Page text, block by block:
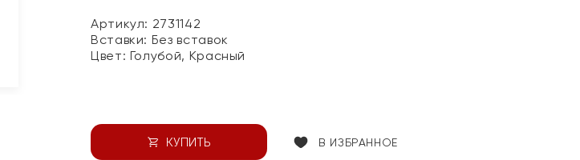
Артикул: 2731142
Вставки: Без вставок
Цвет: Голубой, Красный
КУПИТЬ В ИЗБРАННОЕ